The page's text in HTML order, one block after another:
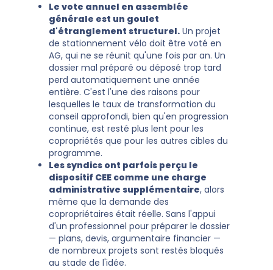
Le vote annuel en assemblée
générale est un goulet
d'étranglement structurel. Un projet
de stationnement vélo doit être voté en
AG, qui ne se réunit qu'une fois par an. Un
dossier mal préparé ou déposé trop tard
perd automatiquement une année
entière. C'est l'une des raisons pour
lesquelles le taux de transformation du
conseil approfondi, bien qu'en progression
continue, est resté plus lent pour les
copropriétés que pour les autres cibles du
programme.
Les syndics ont parfois perçu le
dispositif CEE comme une charge
administrative supplémentaire, alors
même que la demande des
copropriétaires était réelle. Sans l'appui
d'un professionnel pour préparer le dossier
— plans, devis, argumentaire financier —
de nombreux projets sont restés bloqués
au stade de l'idée.